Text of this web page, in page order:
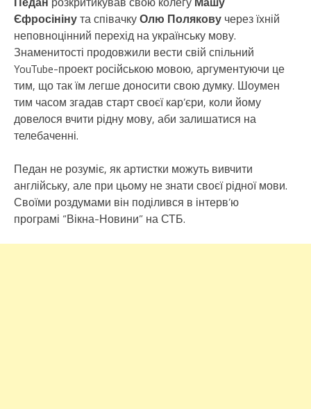
Єфросінінута співачкуОлю Полякову через їхній
неповноцінний перехід на українську мову.
Знаменитості продовжили вести свій спільний
YouTube-проект російською мовою, аргументуючи це
тим, що так їм легше доносити свою думку. Шоумен
тим часом згадав старт своєї кар’єри, коли йому
довелося вчити рідну мову, аби залишатися на
телебаченні.
Педан не розуміє, як артистки можуть вивчити
англійську, але при цьому не знати своєї рідної мови.
Своїми роздумами він поділився в інтерв’ю
програмі “Вікна-Новини” на СТБ.